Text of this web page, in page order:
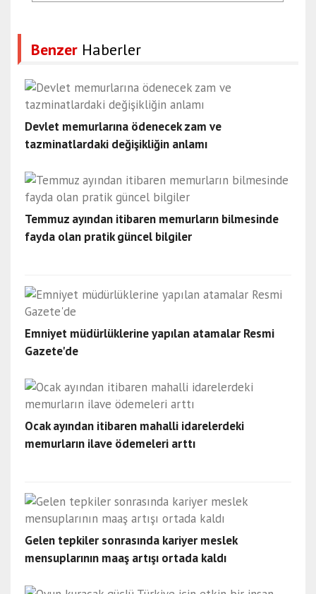
Benzer Haberler
Devlet memurlarına ödenecek zam ve
tazminatlardaki değişikliğin anlamı
Temmuz ayından itibaren memurların bilmesinde
fayda olan pratik güncel bilgiler
Emniyet müdürlüklerine yapılan atamalar Resmi
Gazete'de
Ocak ayından itibaren mahalli idarelerdeki
memurların ilave ödemeleri arttı
Gelen tepkiler sonrasında kariyer meslek
mensuplarının maaş artışı ortada kaldı